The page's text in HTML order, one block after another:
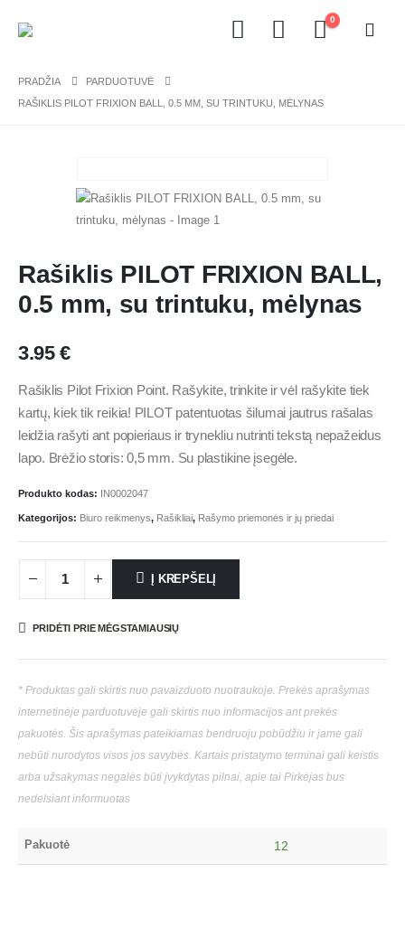
0
PRADŽIA
PARDUOTUVĖ
RAŠIKLIS PILOT FRIXION BALL, 0.5 MM, SU TRINTUKU, MĖLYNAS
Rašiklis PILOT FRIXION BALL,
0.5 mm, su trintuku, mėlynas
3.95 €
Rašiklis Pilot Frixion Point. Rašykite, trinkite ir vėl rašykite tiek
kartų, kiek tik reikia! PILOT patentuotas šilumai jautrus rašalas
leidžia rašyti ant popieriaus ir trynekliu nutrinti tekstą nepažeidus
lapo. Brėžio storis: 0,5 mm. Su plastikine įsegėle.
Produkto kodas: IN0002047
Kategorijos: Biuro reikmenys, Rašikliai, Rašymo priemonės ir jų priedai
Į KREPŠELĮ
PRIDĖTI PRIE MĖGSTAMIAUSIŲ
* Produktas gali skirtis nuo pavaizduoto nuotraukoje. Prekės aprašymas
internetinėje parduotuvėje gali skirtis nuo informacijos ant prekės
pakuotės. Šis aprašymas pateikiamas bendruoju pobūdžiu ir jame gali
nebūti nurodytos visos jos savybės. Kartais pristatymo terminai gali keistis
arba užsakymas negalės būti įvykdytas pilnai, apie tai Pirkėjas bus
nedelsiant informuotas
Pakuotė 12